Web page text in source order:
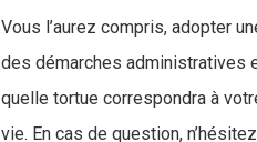
Vous l’aurez compris, adopter
des démarches administratives
quelle tortue correspondra à
vie. En cas de question,